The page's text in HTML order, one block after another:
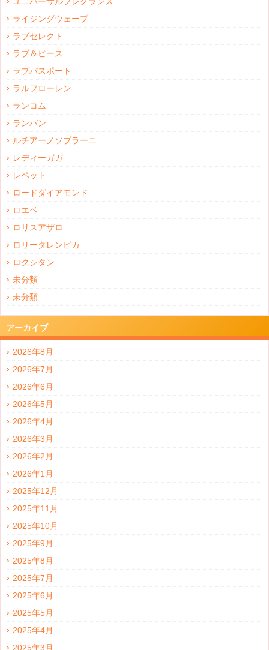
ライジングウェーブ
ラブセレクト
ラブ＆ピース
ラブパスポート
ラルフローレン
ランコム
ランバン
ルチアーノソプラーニ
レディーガガ
レペット
ロードダイアモンド
ロエベ
ロリスアザロ
ロリータレンピカ
ロクシタン
未分類
未分類
アーカイブ
2026年8月
2026年7月
2026年6月
2026年5月
2026年4月
2026年3月
2026年2月
2026年1月
2025年12月
2025年11月
2025年10月
2025年9月
2025年8月
2025年7月
2025年6月
2025年5月
2025年4月
2025年3月